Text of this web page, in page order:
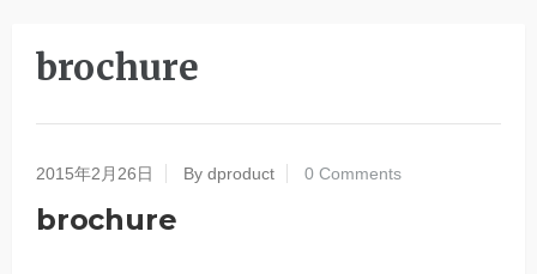
brochure
2015年2月26日 By dproduct 0 Comments
brochure